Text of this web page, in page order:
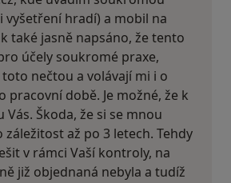
vyšetření hradí) a mobil na
také jasně napsáno, že tento
účely soukromé praxe,
nečtou a volávají mi i o
pracovní době. Je možné, že k
Škoda, že si se mnou
až po 3 letech. Tehdy
v rámci Vaší kontroly, na
již objednaná nebyla a tudíž